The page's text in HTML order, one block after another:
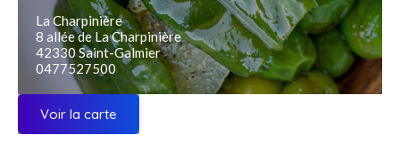
La Charpinière
8 allée de La Charpinière
42330 Saint-Galmier
0477527500
Voir la carte